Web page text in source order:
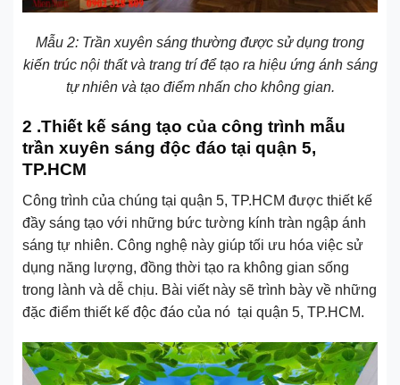
Mẫu 2: Trần xuyên sáng thường được sử dụng trong
kiến trúc nội thất và trang trí để tạo ra hiệu ứng ánh sáng
tự nhiên và tạo điểm nhấn cho không gian.
2 .Thiết kế sáng tạo của công trình mẫu
trần xuyên sáng độc đáo tại quận 5,
TP.HCM
Công trình của chúng tại quận 5, TP.HCM được thiết kế
đầy sáng tạo với những bức tường kính tràn ngập ánh
sáng tự nhiên. Công nghệ này giúp tối ưu hóa việc sử
dụng năng lượng, đồng thời tạo ra không gian sống
trong lành và dễ chịu. Bài viết này sẽ trình bày về những
đặc điểm thiết kế độc đáo của nó tại quận 5, TP.HCM.